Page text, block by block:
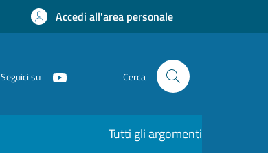
Accedi all'area personale
Seguici su Cerca
Tutti gli argomenti